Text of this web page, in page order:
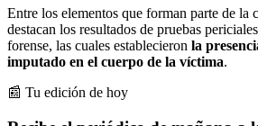
Entre los elementos que forman parte de la
destacan los resultados de pruebas
forense, las cuales establecieron la
imputado en el cuerpo de la víctima.
📰 Tu edición de hoy